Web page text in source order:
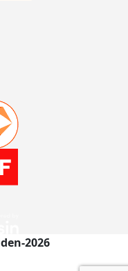
2026